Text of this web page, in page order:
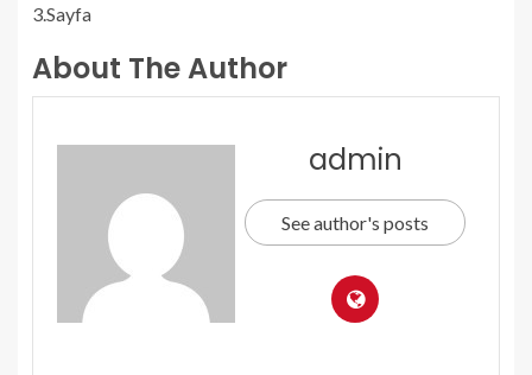
3.Sayfa
About The Author
admin
See author's posts